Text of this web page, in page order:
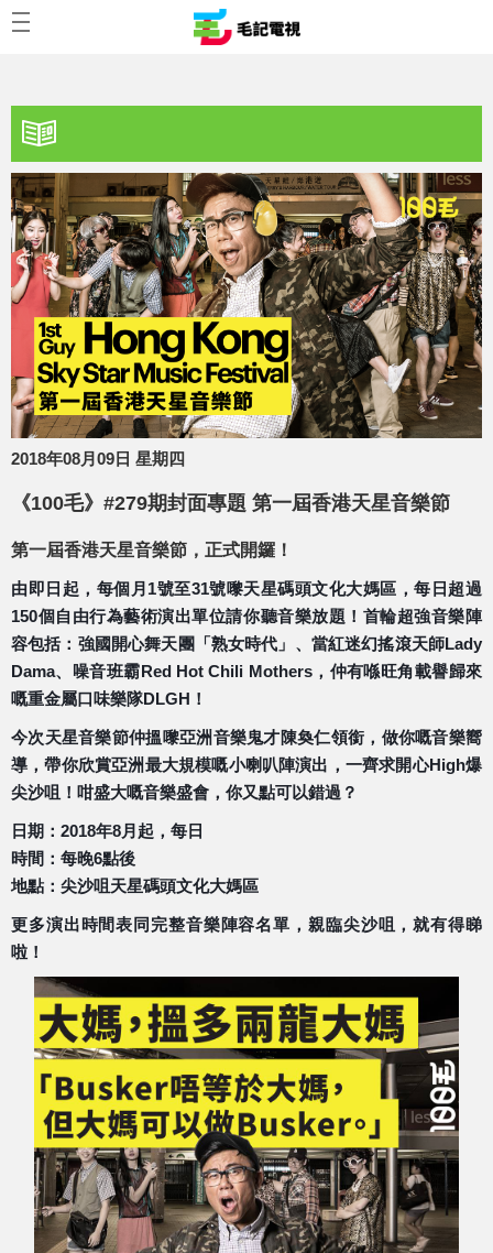
2018年08月09日 星期四
《100毛》#279期封面專題 第一屆香港天星音樂節
第一屆香港天星音樂節，正式開鑼！
由即日起，每個月1號至31號嚟天星碼頭文化大媽區，每日超過
150個自由行為藝術演出單位請你聽音樂放題！首輪超強音樂陣
容包括：強國開心舞天團「熟女時代」、當紅迷幻搖滾天師Lady
Dama、噪音班霸Red Hot Chili Mothers，仲有喺旺角載譽歸來
嘅重金屬口味樂隊DLGH！
今次天星音樂節仲搵嚟亞洲音樂鬼才陳奐仁領銜，做你嘅音樂嚮
導，帶你欣賞亞洲最大規模嘅小喇叭陣演出，一齊求開心High爆
尖沙咀！咁盛大嘅音樂盛會，你又點可以錯過？
日期：2018年8月起，每日
時間：每晚6點後
地點：尖沙咀天星碼頭文化大媽區
更多演出時間表同完整音樂陣容名單，親臨尖沙咀，就有得睇
啦！